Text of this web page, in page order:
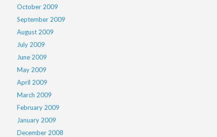
October 2009
September 2009
August 2009
July 2009
June 2009
May 2009
April 2009
March 2009
February 2009
January 2009
December 2008